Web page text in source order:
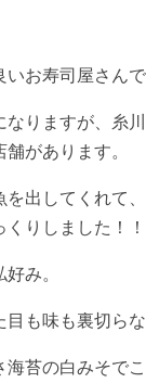
お寿司屋さんで
なりますが、糸
があります。
を出してくれて
りしました！！
み。
も味も裏切らな
海苔の白みそで